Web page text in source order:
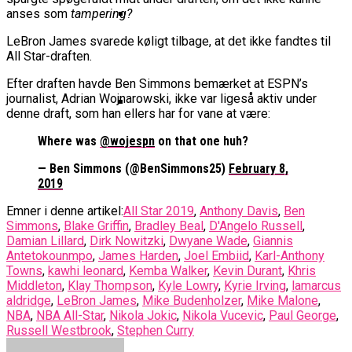
Tyskland Er Verdensmester For
Canada Vinder VM-Bronze Efter
Vanvittigt Overtidsdrama Mod
USA
anses som tampering?
LeBron James svarede køligt tilbage, at det ikke fandtes til
All Star-draften.
Efter draften havde Ben Simmons bemærket at ESPN’s
journalist, Adrian Wojnarowski, ikke var ligeså aktiv under
denne draft, som han ellers har for vane at være:
Where was @wojespn on that one huh?
— Ben Simmons (@BenSimmons25) February 8,
2019
Emner i denne artikel:All Star 2019, Anthony Davis, Ben
Simmons, Blake Griffin, Bradley Beal, D'Angelo Russell,
Damian Lillard, Dirk Nowitzki, Dwyane Wade, Giannis
Antetokounmpo, James Harden, Joel Embiid, Karl-Anthony
Towns, kawhi leonard, Kemba Walker, Kevin Durant, Khris
Middleton, Klay Thompson, Kyle Lowry, Kyrie Irving, lamarcus
aldridge, LeBron James, Mike Budenholzer, Mike Malone,
NBA, NBA All-Star, Nikola Jokic, Nikola Vucevic, Paul George,
Russell Westbrook, Stephen Curry